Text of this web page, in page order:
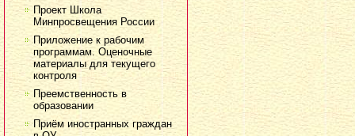
Проект Школа
Минпросвещения России
Приложение к рабочим
программам. Оценочные
материалы для текущего
контроля
Преемственность в
образовании
Приём иностранных граждан